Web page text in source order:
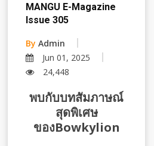
MANGU E-Magazine
Issue 305
By Admin
Jun 01, 2025
24,448
พบกับบทสัมภาษณ์
สุดพิเศษ
ของBowkylion